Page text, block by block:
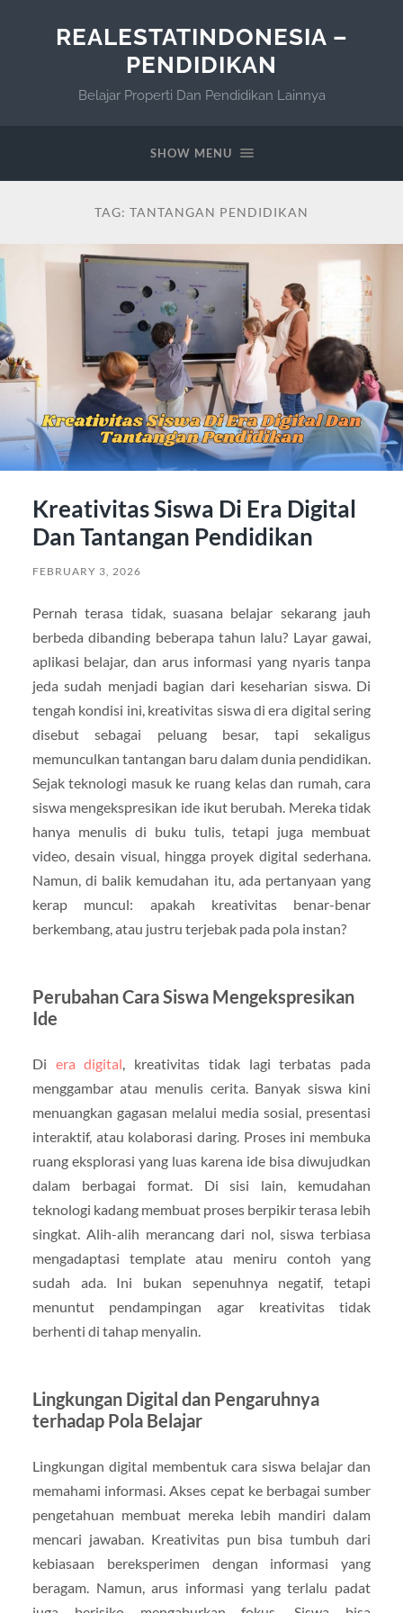
REALESTATINDONESIA –
PENDIDIKAN
Belajar Properti Dan Pendidikan Lainnya
SHOW MENU
TAG: TANTANGAN PENDIDIKAN
Kreativitas Siswa Di Era Digital
Dan Tantangan Pendidikan
FEBRUARY 3, 2026
Pernah terasa tidak, suasana belajar sekarang jauh
berbeda dibanding beberapa tahun lalu? Layar gawai,
aplikasi belajar, dan arus informasi yang nyaris tanpa
jeda sudah menjadi bagian dari keseharian siswa. Di
tengah kondisi ini, kreativitas siswa di era digital sering
disebut sebagai peluang besar, tapi sekaligus
memunculkan tantangan baru dalam dunia pendidikan.
Sejak teknologi masuk ke ruang kelas dan rumah, cara
siswa mengekspresikan ide ikut berubah. Mereka tidak
hanya menulis di buku tulis, tetapi juga membuat
video, desain visual, hingga proyek digital sederhana.
Namun, di balik kemudahan itu, ada pertanyaan yang
kerap muncul: apakah kreativitas benar-benar
berkembang, atau justru terjebak pada pola instan?
Perubahan Cara Siswa Mengekspresikan
Ide
Di era digital , kreativitas tidak lagi terbatas pada
menggambar atau menulis cerita. Banyak siswa kini
menuangkan gagasan melalui media sosial, presentasi
interaktif, atau kolaborasi daring. Proses ini membuka
ruang eksplorasi yang luas karena ide bisa diwujudkan
dalam berbagai format. Di sisi lain, kemudahan
teknologi kadang membuat proses berpikir terasa lebih
singkat. Alih-alih merancang dari nol, siswa terbiasa
mengadaptasi template atau meniru contoh yang
sudah ada. Ini bukan sepenuhnya negatif, tetapi
menuntut pendampingan agar kreativitas tidak
berhenti di tahap menyalin.
Lingkungan Digital dan Pengaruhnya
terhadap Pola Belajar
Lingkungan digital membentuk cara siswa belajar dan
memahami informasi. Akses cepat ke berbagai sumber
pengetahuan membuat mereka lebih mandiri dalam
mencari jawaban. Kreativitas pun bisa tumbuh dari
kebiasaan bereksperimen dengan informasi yang
beragam. Namun, arus informasi yang terlalu padat